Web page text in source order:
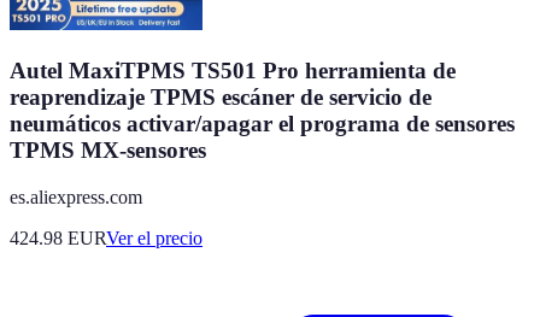
Autel MaxiTPMS TS501 Pro herramienta de
reaprendizaje TPMS escáner de servicio de
neumáticos activar/apagar el programa de sensores
TPMS MX-sensores
es.aliexpress.com
424.98 EURVer el precio